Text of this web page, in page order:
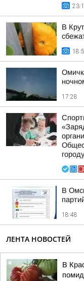
В
17:28
В
18:48
ЛЕНТА НОВОСТЕЙ
В